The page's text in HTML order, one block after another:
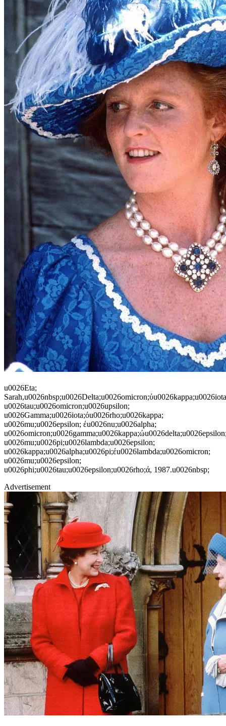
u0026Eta;
u0026tau;u0026omicron;u0026upsilon;
u0026Gamma;u0026iota;όu0026rho;u0026kappa;
u0026mu;u0026epsilon; έu0026nu;u0026alpha;
u0026mu;u0026pi;u0026lambda;u0026epsilon;
u0026kappa;u0026alpha;u0026pi;έu0026lambda;u0026omicron;
u0026mu;u0026epsilon;
u0026phi;u0026tau;u0026epsilon;u0026rho;ά, 1987.u0026nbsp;
Advertisement